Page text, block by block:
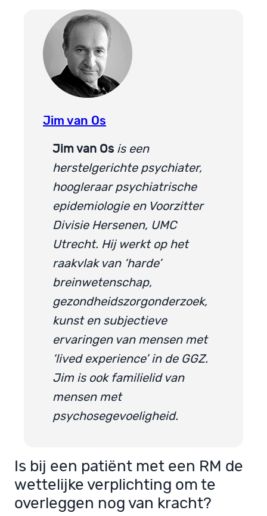
Jim van Os
Jim van Os is een
herstelgerichte psychiater,
hoogleraar psychiatrische
epidemiologie en Voorzitter
Divisie Hersenen, UMC
Utrecht. Hij werkt op het
raakvlak van ‘harde’
breinwetenschap,
gezondheidszorgonderzoek,
kunst en subjectieve
ervaringen van mensen met
‘lived experience’ in de GGZ.
Jim is ook familielid van
mensen met
psychosegevoeligheid.
Is bij een patiënt met een RM de
wettelijke verplichting om te
overleggen nog van kracht?